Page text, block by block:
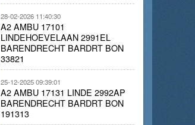
28-02-2026 11:40:30
A2 AMBU 17101
LINDEHOEVELAAN 2991EL
BARENDRECHT BARDRT BON
33821
25-12-2025 09:39:01
A2 AMBU 17131 LINDE 2992AP
BARENDRECHT BARDRT BON
191313